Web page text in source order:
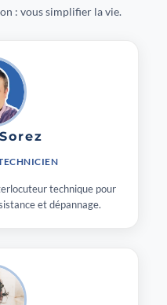
: vous simplifier la vie.
technique pour
et dépannage.